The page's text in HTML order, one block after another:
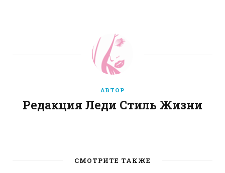
АВТОР
Редакция Леди Стиль Жизни
b
СМОТРИТЕ ТАКЖЕ